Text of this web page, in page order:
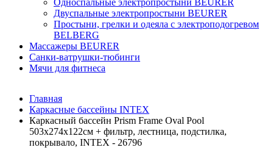
Двуспальные электропростыни BEURER
Простыни, грелки и одеяла с электроподогревом
BELBERG
Массажеры BEURER
Санки-ватрушки-тюбинги
Мячи для фитнеса
Главная
Каркасные бассейны INTEX
Каркасный бассейн Prism Frame Oval Pool
503х274х122см + фильтр, лестница, подстилка,
покрывало, INTEX - 26796